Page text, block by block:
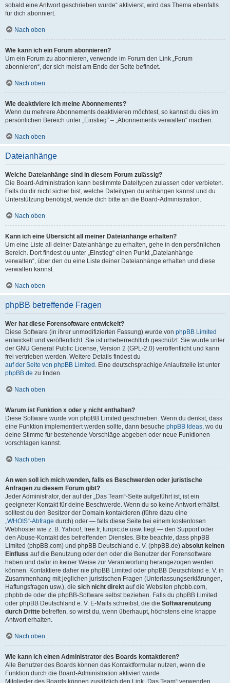
sobald eine Antwort geschrieben wurde“ aktivierst, wird das Thema ebenfalls
für dich abonniert.
Nach oben
Wie kann ich ein Forum abonnieren?
Um ein Forum zu abonnieren, verwende im Forum den Link „Forum
abonnieren“, der sich meist am Ende der Seite befindet.
Nach oben
Wie deaktiviere ich meine Abonnements?
Wenn du mehrere Abonnements deaktivieren möchtest, so kannst du dies im
persönlichen Bereich unter „Einstieg“ – „Abonnements verwalten“ machen.
Nach oben
Dateianhänge
Welche Dateianhänge sind in diesem Forum zulässig?
Die Board-Administration kann bestimmte Dateitypen zulassen oder verbieten.
Falls du dir nicht sicher bist, welche Dateitypen du anhängen kannst und du
Unterstützung benötigst, wende dich bitte an die Board-Administration.
Nach oben
Kann ich eine Übersicht all meiner Dateianhänge erhalten?
Um eine Liste all deiner Dateianhänge zu erhalten, gehe in den persönlichen
Bereich. Dort findest du unter „Einstieg“ einen Punkt „Dateianhänge
verwalten“, über den du eine Liste deiner Dateianhänge erhalten und diese
verwalten kannst.
Nach oben
phpBB betreffende Fragen
Wer hat diese Forensoftware entwickelt?
Diese Software (in ihrer unmodifizierten Fassung) wurde von phpBB Limited
entwickelt und veröffentlicht. Sie ist urheberrechtlich geschützt. Sie wurde unter
der GNU General Public License, Version 2 (GPL-2.0) veröffentlicht und kann
frei vertrieben werden. Weitere Details findest du
auf der Seite von phpBB Limited . Eine deutschsprachige Anlaufstelle ist unter
phpBB.de zu finden.
Nach oben
Warum ist Funktion x oder y nicht enthalten?
Diese Software wurde von phpBB Limited geschrieben. Wenn du denkst, dass
eine Funktion implementiert werden sollte, dann besuche phpBB Ideas, wo du
deine Stimme für bestehende Vorschläge abgeben oder neue Funktionen
vorschlagen kannst.
Nach oben
An wen soll ich mich wenden, falls es Beschwerden oder juristische
Anfragen zu diesem Forum gibt?
Jeder Administrator, der auf der „Das Team“-Seite aufgeführt ist, ist ein
geeigneter Kontakt für deine Beschwerde. Wenn du so keine Antwort erhältst,
solltest du den Besitzer der Domain kontaktieren (führe dazu eine
„WHOIS“-Abfrage durch) oder — falls diese Seite bei einem kostenlosen
Webhoster wie z. B. Yahoo!, free.fr, funpic.de usw. liegt — den Support oder
den Abuse-Kontakt des betreffenden Dienstes. Bitte beachte, dass phpBB
Limited (phpBB.com) und phpBB Deutschland e. V. (phpBB.de) absolut keinen
Einfluss auf die Benutzung oder den oder die Benutzer der Forensoftware
haben und dafür in keiner Weise zur Verantwortung herangezogen werden
können. Kontaktiere daher nie phpBB Limited oder phpBB Deutschland e. V. in
Zusammenhang mit jeglichen juristischen Fragen (Unterlassungserklärungen,
Haftungsfragen usw.), die sich nicht direkt auf die Websiten phpbb.com,
phpbb.de oder die phpBB-Software selbst beziehen. Falls du phpBB Limited
oder phpBB Deutschland e. V. E-Mails schreibst, die die Softwarenutzung
durch Dritte betreffen, so wirst du, wenn überhaupt, höchstens eine knappe
Antwort erhalten.
Nach oben
Wie kann ich einen Administrator des Boards kontaktieren?
Alle Benutzer des Boards können das Kontaktformular nutzen, wenn die
Funktion durch die Board-Administration aktiviert wurde.
Mitglieder des Boards können zusätzlich den Link „Das Team“ verwenden.